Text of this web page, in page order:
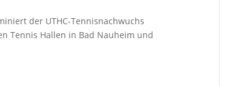
der UTHC-Tennisnachwuchs
Tennis Hallen in Bad Nauheim und